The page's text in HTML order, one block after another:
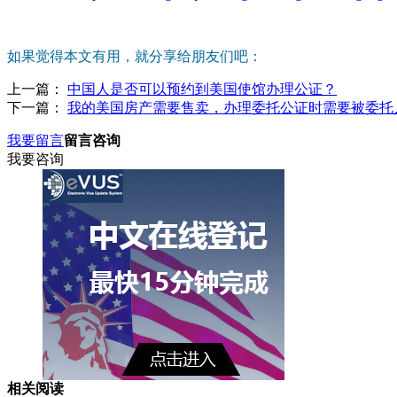
如果觉得本文有用，就分享给朋友们吧：
上一篇： 中国人是否可以预约到美国使馆办理公证？
下一篇： 我的美国房产需要售卖，办理委托公证时需要被委托
我要留言留言咨询
我要咨询
相关阅读